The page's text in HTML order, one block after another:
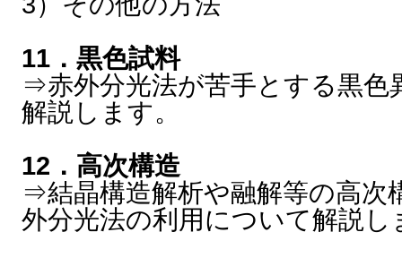
11．黒色試料
⇒赤外分光法が苦手とする黒色
解説します。
12．高次構造
⇒結晶構造解析や融解等の高次
外分光法の利用について解説し